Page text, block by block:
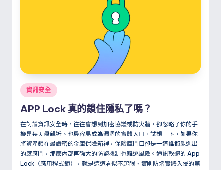
Posted
資訊安全
APP Lock 真的鎖住隱私了嗎？
在討論資訊安全時，往往會想到加密協議或防火牆，卻忽略了你的手
機是每天最親近、也最容易成為漏洞的實體入口。試想一下，如果你
將資產鎖在最嚴密的金庫保險箱裡，保險庫門口卻是一道誰都能進出
的感應門，那麼內部再強大的防盜機制也難逃風險。通訊軟體的 App
Lock（應用程式鎖），就是這道看似不起眼、實則防堵實體入侵的第